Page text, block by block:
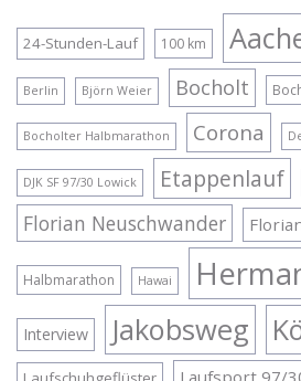
24-Stunden-Lauf 100 km
Berlin Björn Weier Bocholt
Bocholter Halbmarathon Corona
DJK SF 97/30 Lowick Etappenlauf
Florian Neuschwander
Halbmarathon Hawai
Interview Jakobsweg